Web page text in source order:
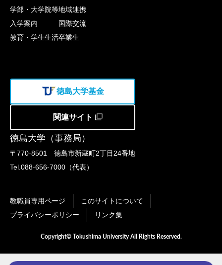
徳島大学（事務局）
〒770-8501 徳島市新蔵町2丁目24番地
Tel.088-656-7000（代表）
学部・大学院等
入学案内
教育・学生生活
地域連携
国際交流
卒業生
徳島大学基金
関連サイト
教職員専用ページ
このサイトについて
プライバシーポリシー
リンク集
Copyright© Tokushima University All Rights Reserved.